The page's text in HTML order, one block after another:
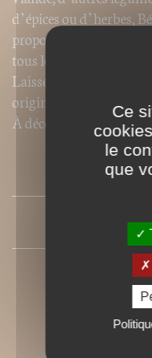
d’épices ou d’herbes,
propose des dizaines
tous les jours ou vos
Laissez-vous séduire par
originales, toujours
À découvrir sans tarder
Ce
le
que